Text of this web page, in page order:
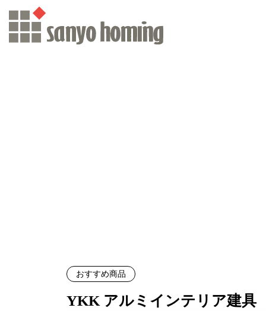
おすすめ商品
YKK アルミインテリア建